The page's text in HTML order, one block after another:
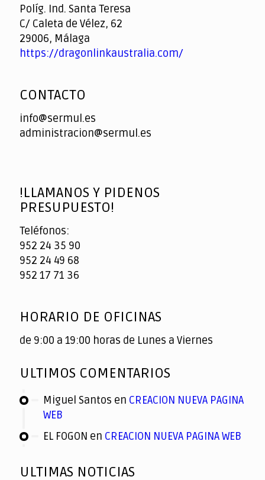
Políg. Ind. Santa Teresa
C/ Caleta de Vélez, 62
29006, Málaga
https://dragonlinkaustralia.com/
CONTACTO
info@sermul.es
administracion@sermul.es
!LLAMANOS Y PIDENOS
PRESUPUESTO!
Teléfonos:
952 24 35 90
952 24 49 68
952 17 71 36
HORARIO DE OFICINAS
de 9:00 a 19:00 horas de Lunes a Viernes
ULTIMOS COMENTARIOS
Miguel Santos en CREACION NUEVA PAGINA
WEB
EL FOGON en CREACION NUEVA PAGINA WEB
ULTIMAS NOTICIAS